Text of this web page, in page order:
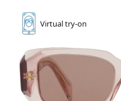
Virtualtry-on